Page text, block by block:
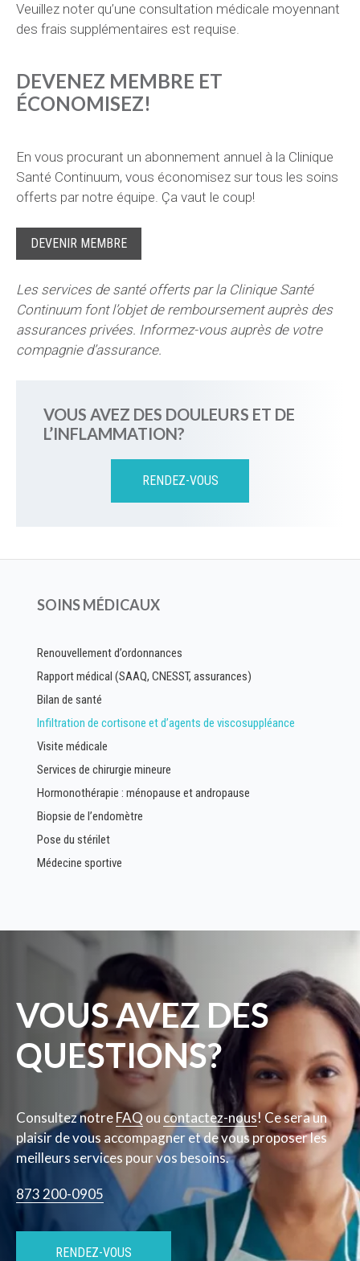
Veuillez noter qu’une consultation médicale moyennant
des frais supplémentaires est requise.
DEVENEZ MEMBRE ET
ÉCONOMISEZ!
En vous procurant un abonnement annuel à la Clinique
Santé Continuum, vous économisez sur tous les soins
offerts par notre équipe. Ça vaut le coup!
DEVENIR MEMBRE
Les services de santé offerts par la Clinique Santé
Continuum font l’objet de remboursement auprès des
assurances privées. Informez-vous auprès de votre
compagnie d’assurance.
VOUS AVEZ DES DOULEURS ET DE
L’INFLAMMATION?
RENDEZ-VOUS
SOINS MÉDICAUX
Renouvellement d’ordonnances
Rapport médical (SAAQ, CNESST, assurances)
Bilan de santé
Infiltration de cortisone et d’agents de viscosuppléance
Visite médicale
Services de chirurgie mineure
Hormonothérapie : ménopause et andropause
Biopsie de l’endomètre
Pose du stérilet
Médecine sportive
VOUS AVEZ DES
QUESTIONS?
Consultez notreFAQ ou contactez-nous! Ce sera un
plaisir de vous accompagner et de vous proposer les
meilleurs services pour vos besoins.
873 200-0905
RENDEZ-VOUS